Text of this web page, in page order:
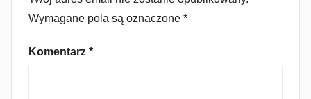
Wymagane pola są oznaczone *
Komentarz *